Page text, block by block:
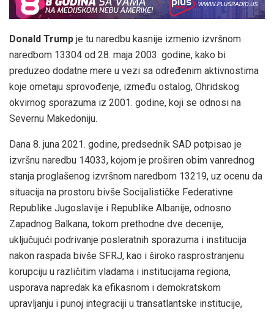
Donald Trump je tu naredbu kasnije izmenio izvršnom
naredbom 13304 od 28. maja 2003. godine, kako bi
preduzeo dodatne mere u vezi sa određenim aktivnostima
koje ometaju sprovođenje, između ostalog, Ohridskog
okvirnog sporazuma iz 2001. godine, koji se odnosi na
Severnu Makedoniju.
Dana 8. juna 2021. godine, predsednik SAD potpisao je
izvršnu naredbu 14033, kojom je proširen obim vanrednog
stanja proglašenog izvršnom naredbom 13219, uz ocenu da
situacija na prostoru bivše Socijalističke Federativne
Republike Jugoslavije i Republike Albanije, odnosno
Zapadnog Balkana, tokom prethodne dve decenije,
uključujući podrivanje posleratnih sporazuma i institucija
nakon raspada bivše SFRJ, kao i široko rasprostranjenu
korupciju u različitim vladama i institucijama regiona,
usporava napredak ka efikasnom i demokratskom
upravljanju i punoj integraciji u transatlantske institucije,